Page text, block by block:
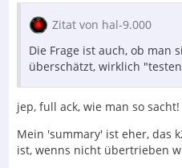
Zitat von hal-9.000
Die Frage ist auch, ob man
überschätzt, wirklich
jep, full ack, wie man so sacht!
Mein 'summary' ist eher, das
ist, wenns nicht übertrieben